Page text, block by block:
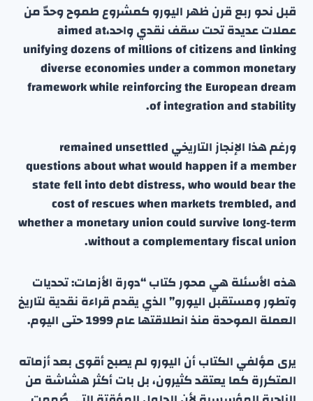
قبل نحو ربع قرن ظهر اليورو كمشروع طموح وحدّ من
عملات عديدة تحت سقف نقدي واحد،aimed at
unifying dozens of millions of citizens and linking
diverse economies under a common monetary
framework while reinforcing the European dream
of integration and stability.
ورغم هذا الإنجاز التاريخي remained unsettled
questions about what would happen if a member
state fell into debt distress, who would bear the
cost of rescues when markets trembled, and
whether a monetary union could survive long‑term
without a complementary fiscal union.
هذه الأسئلة هي محور كتاب “دورة الأزمات: تحديات
وتطور ومستقبل اليورو” الذي يقدم قراءة نقدية لتاريخ
العملة الموحدة منذ انطلاقتها عام 1999 حتى اليوم.
يرى مؤلفي الكتاب أن اليورو لم يصبح أقوى بعد أزماته
المتكررة كما يعتقد كثيرون، بل بات أكثر هشاشة من